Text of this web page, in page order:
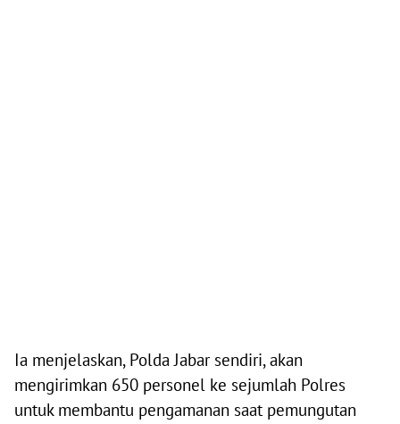
Ia menjelaskan, Polda Jabar sendiri, akan
mengirimkan 650 personel ke sejumlah Polres
untuk membantu pengamanan saat pemungutan